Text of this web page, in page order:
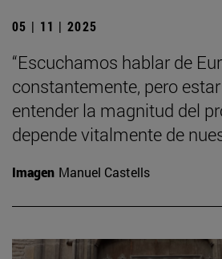
05 | 11 | 2025
“Escuchamos hablar de
constantemente, pero
entender la magnitud del
depende vitalmente de
Imagen Manuel Castells